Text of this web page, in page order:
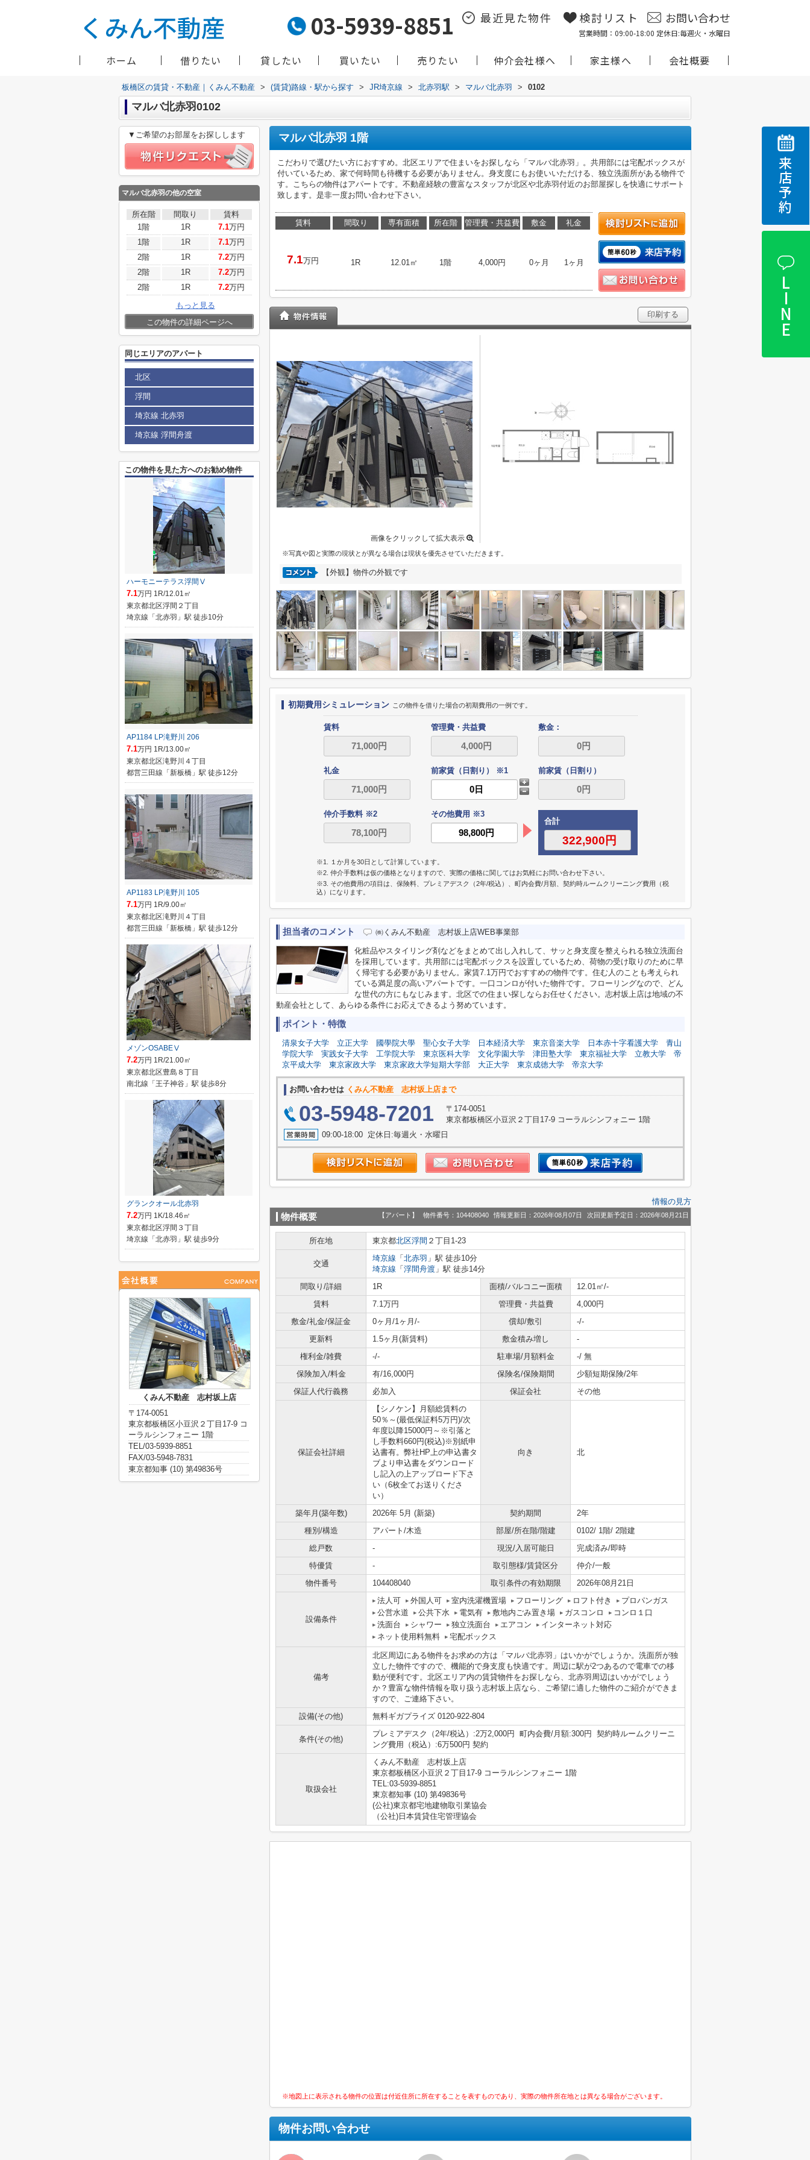
03-5939-8851 最近見た物件 検討リスト お問い合わせ
営業時間：09:00-18:00 定休日:毎週火・水曜日
ホーム 借りたい 貸したい 買いたい 売りたい 仲介会社様へ 家主様へ 会社概要
来店予約
LINE
板橋区の賃貸・不動産｜くみん不動産 > (賃貸)路線・駅から探す > JR埼京線 > 北赤羽駅 > マルバ北赤羽 > 0102
マルバ北赤羽0102
マルバ北赤羽 1階
こだわりで選びたい方におすすめ。北区エリアで住まいをお探しなら「マルバ北赤羽」。共用部には宅配ボックスが
付いているため、家で何時間も待機する必要がありません。身支度にもお使いいただける、独立洗面所がある物件で
す。こちらの物件はアパートです。不動産経験の豊富なスタッフが北区や北赤羽付近のお部屋探しを快適にサポート
致します。是非一度お問い合わせ下さい。
賃料
7.1万円
間取り
1R
専有面積
12.01㎡
所在階
1階
管理費・共益費
4,000円
敷金
0ヶ月
礼金
1ヶ月
印刷する
画像をクリックして拡大表示
※写真や図と実際の現状とが異なる場合は現状を優先させていただきます。
【外観】物件の外観です
初期費用シミュレーション この物件を借りた場合の初期費用の一例です。
賃料 管理費・共益費 敷金：
礼金 前家賃（日割り） ※1 前家賃（日割り）
仲介手数料 ※2
その他費用 ※3
合計
※1. １か月を30日として計算しています。
※2. 仲介手数料は仮の価格となりますので、実際の価格に関してはお気軽にお問い合わせ下さい。
※3. その他費用の項目は、保険料、プレミアデスク（2年/税込）、町内会費/月額、契約時ルームクリーニング費用（税
込）になります。
担当者のコメント ㈱くみん不動産 志村坂上店WEB事業部
化粧品やスタイリング剤などをまとめて出し入れして、サッと身支度を整えられる独立洗面台
を採用しています。共用部には宅配ボックスを設置しているため、荷物の受け取りのために早
く帰宅する必要がありません。家賃7.1万円でおすすめの物件です。住む人のことも考えられ
ている満足度の高いアパートです。一口コンロが付いた物件です。フローリングなので、どん
な世代の方にもなじみます。北区での住まい探しならお任せください。志村坂上店は地域の不
動産会社として、あらゆる条件にお応えできるよう努めています。
ポイント・特徴
清泉女子大学 立正大学 國學院大學 聖心女子大学 日本経済大学 東京音楽大学 日本赤十字看護大学
青山
学院大学
実践女子大学 工学院大学 東京医科大学 文化学園大学 津田塾大学 東京福祉大学 立教大学
帝
京平成大学
東京家政大学 東京家政大学短期大学部 大正大学 東京成徳大学 帝京大学
お問い合わせは くみん不動産 志村坂上店まで
03-5948-7201
〒174-0051
東京都板橋区小豆沢２丁目17-9 コーラルシンフォニー 1階
09:00-18:00 定休日:毎週火・水曜日
情報の見方
物件概要 【アパート】 物件番号：104408040 情報更新日：2026年08月07日 次回更新予定日：2026年08月21日
所在地 東京都北区浮間 ２丁目1-23
交通
埼京線 「 北赤羽 」駅 徒歩10分
埼京線 「 浮間舟渡 」駅 徒歩14分
間取り/詳細
1R 面積/バルコニー面積
12.01㎡/-
賃料
7.1万円 管理費・共益費
4,000円
敷金/礼金/保証金
0ヶ月/1ヶ月/- 償却/敷引
-/-
更新料
1.5ヶ月(新賃料) 敷金積み増し
-
権利金/雑費
-/- 駐車場/月額料金
-/ 無
保険加入/料金
有/16,000円 保険名/保険期間
少額短期保険/2年
保証人代行義務
必加入 保証会社 その他
保証会社詳細
【シノケン】月額総賃料の
50％～(最低保証料5万円)/次
年度以降15000円～※引落と
し手数料660円(税込)※別紙申
込書有。弊社HP上の申込書タ
ブより申込書をダウンロード
し記入の上アップロード下さ
い（6枚全てお送りくださ
い）
向き 北
築年月(築年数) 2026年 5月 (新築) 契約期間
2年
種別/構造
アパート/木造 部屋/所在階/階建
0102/ 1階/ 2階建
総戸数
- 現況/入居可能日
完成済み/即時
特優賃
- 取引態様/賃貸区分
仲介/一般
物件番号
104408040 取引条件の有効期限 2026年08月21日
設備条件
法人可 外国人可 室内洗濯機置場 フローリング ロフト付き
プロパンガス
公営水道
公共下水 電気有 敷地内ごみ置き場 ガスコンロ
コンロ１口
洗面台
シャワー 独立洗面台 エアコン
インターネット対応
ネット使用料無料
宅配ボックス
備考
北区周辺にある物件をお求めの方は「マルバ北赤羽」はいかがでしょうか。洗面所が独
立した物件ですので、機能的で身支度も快適です。周辺に駅が2つあるので電車での移
動が便利です。北区エリア内の賃貸物件をお探しなら、北赤羽周辺はいかがでしょう
か？豊富な物件情報を取り扱う志村坂上店なら、ご希望に適した物件のご紹介ができま
すので、ご連絡下さい。
設備(その他)
無料ギガプライズ 0120-922-804
条件(その他)
プレミアデスク（2年/税込）:2万2,000円 町内会費/月額:300円 契約時ルームクリーニ
ング費用（税込）:6万500円 契約
取扱会社
くみん不動産 志村坂上店
東京都板橋区小豆沢２丁目17-9 コーラルシンフォニー 1階
TEL:03-5939-8851
東京都知事 (10) 第49836号
(公社)東京都宅地建物取引業協会
（公社)日本賃貸住宅管理協会
※地図上に表示される物件の位置は付近住所に所在することを表すものであり、実際の物件所在地とは異なる場合がございます。
物件お問い合わせ
▼ご希望のお部屋をお探しします
マルバ北赤羽の他の空室
所在階 間取り
賃料
1階
1R 7.1万円
1階
1R 7.1万円
2階
1R 7.2万円
2階
1R 7.2万円
2階
1R 7.2万円
もっと見る
この物件の詳細ページへ
同じエリアのアパート
北区
浮間
埼京線 北赤羽
埼京線 浮間舟渡
この物件を見た方へのお勧め物件
ハーモニーテラス浮間Ⅴ
7.1万円 1R/12.01㎡
東京都北区浮間２丁目
埼京線「北赤羽」駅 徒歩10分
AP1184 LP滝野川 206
7.1万円 1R/13.00㎡
東京都北区滝野川４丁目
都営三田線「新板橋」駅 徒歩12分
AP1183 LP滝野川 105
7.1万円 1R/9.00㎡
東京都北区滝野川４丁目
都営三田線「新板橋」駅 徒歩12分
メゾンOSABEⅤ
7.2万円 1R/21.00㎡
東京都北区豊島８丁目
南北線「王子神谷」駅 徒歩8分
グランクオール北赤羽
7.2万円 1K/18.46㎡
東京都北区浮間３丁目
埼京線「北赤羽」駅 徒歩9分
くみん不動産 志村坂上店
〒174-0051
東京都板橋区小豆沢２丁目17-9 コ
ーラルシンフォニー 1階
TEL/03-5939-8851
FAX/03-5948-7831
東京都知事 (10) 第49836号